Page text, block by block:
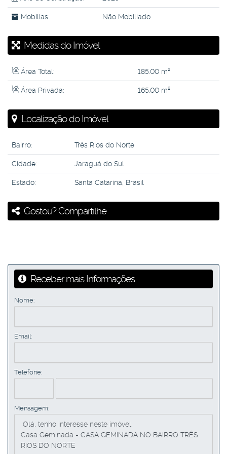
Mobílias: Não Mobiliado
Medidas do Imóvel
Área Total: 185.00 m²
Área Privada: 165.00 m²
Localização do Imóvel
Bairro: Três Rios do Norte
Cidade: Jaraguá do Sul
Estado: Santa Catarina, Brasil
Gostou? Compartilhe
Receber mais Informações
Nome:
Email:
Telefone:
Mensagem: